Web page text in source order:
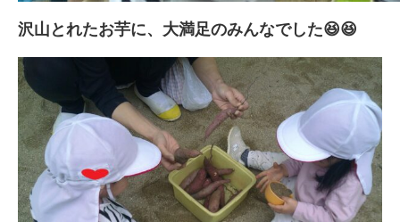
沢山とれたお芋に、大満足のみんなでした😆😆